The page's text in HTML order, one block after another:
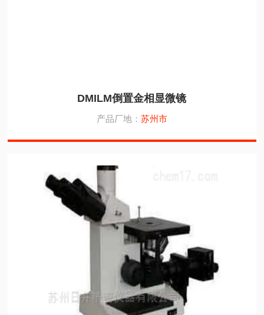
DMILM倒置金相显微镜
产品厂地： 苏州市